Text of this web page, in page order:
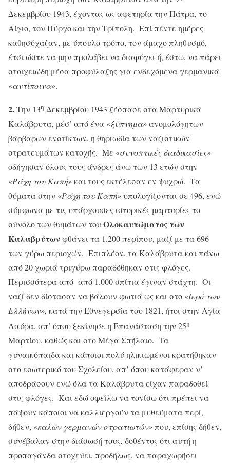
Δεκεμβρίου 1943, έχοντας ως αφετηρία την Πάτρα, το
Αίγιο, τον Πύργο και την Τρίπολη. Επί πέντε ημέρες
καθησύχαζαν, με ύπουλο τρόπο, τον άμαχο πληθυσμό,
έτσι ώστε να μην προλάβει να διαφύγει ή, έστω, να πάρει
στοιχειώδη μέσα προφύλαξης για ενδεχόμενα γερμανικά
«αντίποινα».
2.Την 13η Δεκεμβρίου 1943 ξέσπασε στα Μαρτυρικά
Καλάβρυτα, μέσ’ από ένα «ξύπνημα»ανομολόγητων
βάρβαρων ενστίκτων, η θηριωδία των ναζιστικών
στρατευμάτων κατοχής. Με «συνοπτικές διαδικασίες»
οδήγησαν όλους τους άνδρες άνω των 13 ετών στην
«Ράχη του Καπή»και τους εκτέλεσαν εν ψυχρώ. Τα
θύματα στην «Ράχη του Καπή»υπολογίζονται σε 496, ενώ
σύμφωνα με τις υπάρχουσες ιστορικές μαρτυρίες το
σύνολο των θυμάτων τουΟλοκαυτώματος των
Καλαβρύτων φθάνει τα 1.200 περίπου, μαζί με τα 696
των γύρω περιοχών. Επιπλέον, τα Καλάβρυτα και πάνω
από 20 χωριά τριγύρω παραδόθηκαν στις φλόγες.
Περισσότερα από από 1.000 σπίτια έγιναν στάχτη. Οι
ναζί δεν δίστασαν να βάλουν φωτιά ως και στο «Ιερό των
Ελλήνων», κατά την Εθνεγερσία του 1821, ήτοι στην Αγία
Λαύρα, απ’ όπου ξεκίνησε η Επανάσταση την 25η
Μαρτίου, καθώς και στο Μέγα Σπήλαιο. Τα
γυναικόπαιδα και κάποιοι πολύ ηλικιωμένοι κρατήθηκαν
στο εσωτερικό του Σχολείου, απ’ όπου κατάφεραν ν’
αποδράσουν ενώ όλα τα Καλάβρυτα είχαν παραδοθεί
στις φλόγες. Και εδώ οφείλω να τονίσω ότι πρέπει να
πάψουν κάποιοι να καλλιεργούν τα μυθεύματα περί,
δήθεν, «καλών γερμανών στρατιωτών»που, επίσης δήθεν,
συνέβαλαν στην διάσωσή τους, δοθέντος ότι αυτή η
προπαγάνδα στοχεύει, προδήλως, να παραχωρήσει